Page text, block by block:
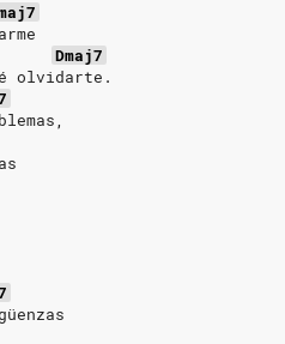
Dmaj7
olvidarte.